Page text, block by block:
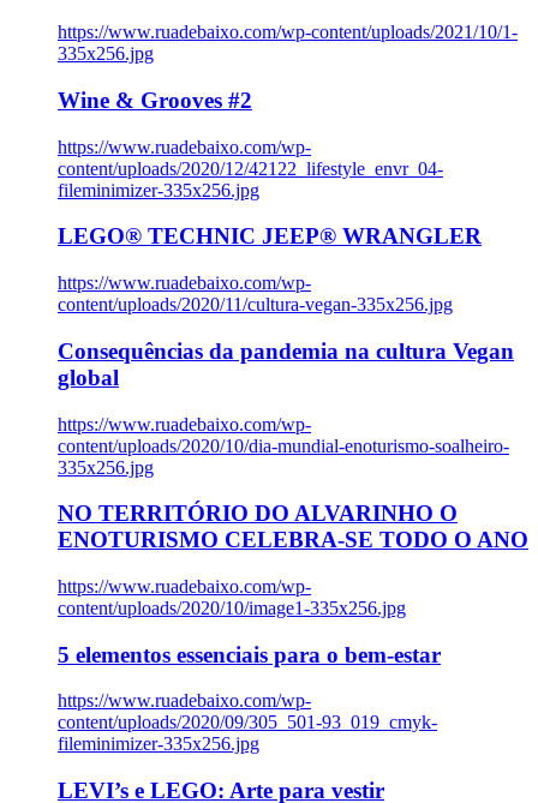
https://www.ruadebaixo.com/wp-content/uploads/2021/10/1-
335x256.jpg
Wine & Grooves #2
https://www.ruadebaixo.com/wp-
content/uploads/2020/12/42122_lifestyle_envr_04-
fileminimizer-335x256.jpg
LEGO® TECHNIC JEEP® WRANGLER
https://www.ruadebaixo.com/wp-
content/uploads/2020/11/cultura-vegan-335x256.jpg
Consequências da pandemia na cultura Vegan
global
https://www.ruadebaixo.com/wp-
content/uploads/2020/10/dia-mundial-enoturismo-soalheiro-
335x256.jpg
NO TERRITÓRIO DO ALVARINHO O
ENOTURISMO CELEBRA-SE TODO O ANO
https://www.ruadebaixo.com/wp-
content/uploads/2020/10/image1-335x256.jpg
5 elementos essenciais para o bem-estar
https://www.ruadebaixo.com/wp-
content/uploads/2020/09/305_501-93_019_cmyk-
fileminimizer-335x256.jpg
LEVI’s e LEGO: Arte para vestir